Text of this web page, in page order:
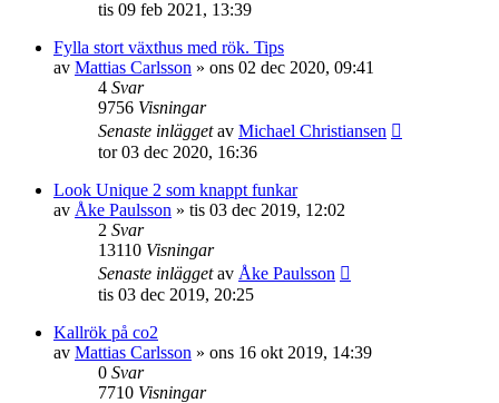
tis 09 feb 2021, 13:39
Fylla stort växthus med rök. Tips
av Mattias Carlsson » ons 02 dec 2020, 09:41
4 Svar
9756 Visningar
Senaste inläggetav Michael Christiansen
tor 03 dec 2020, 16:36
Look Unique 2 som knappt funkar
av Åke Paulsson » tis 03 dec 2019, 12:02
2 Svar
13110 Visningar
Senaste inläggetav Åke Paulsson
tis 03 dec 2019, 20:25
Kallrök på co2
av Mattias Carlsson » ons 16 okt 2019, 14:39
0 Svar
7710 Visningar